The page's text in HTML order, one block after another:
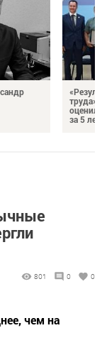
за 5 лет
801 0 0
чем на